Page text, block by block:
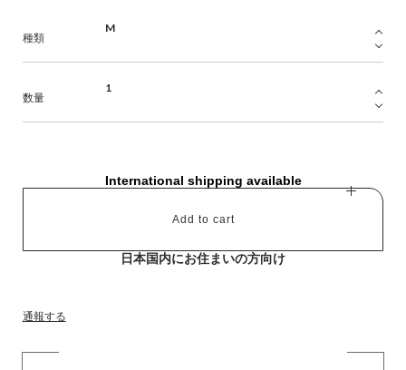
種類
数量
International shipping available
Add to cart
日本国内にお住まいの方向け
通報する